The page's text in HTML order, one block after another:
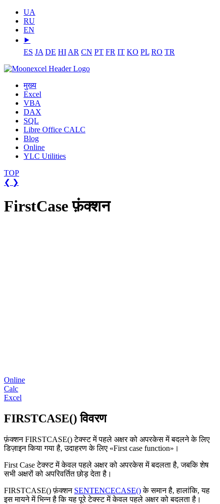
UA
RU
EN
⯈
ES JA DE HI AR CN PT FR IT KO PL RO TR
मुख्य
Excel
VBA
DAX
SQL
Libre Office CALC
Blog
Online
YLC Utilities
TOP
❮ ❯
FirstCase फ़ंक्शन
Online
Calc
Excel
FIRSTCASE() विवरण
फ़ंक्शन FIRSTCASE() टेक्स्ट में पहले अक्षर को अपरकेस में बदलने के लिए
डिज़ाइन किया गया है, उदाहरण के लिए «First case function» ।
First Case टेक्स्ट में केवल पहले अक्षर को अपरकेस में बदलता है, जबकि शेष
सभी अक्षरों को अपरिवर्तित छोड़ देता है।
FIRSTCASE() फ़ंक्शन SENTENCECASE()के समान है, हालांकि, यह
इस मायने में भिन्न है कि यह पूरे टेक्स्ट में केवल पहले अक्षर को बदलता है।